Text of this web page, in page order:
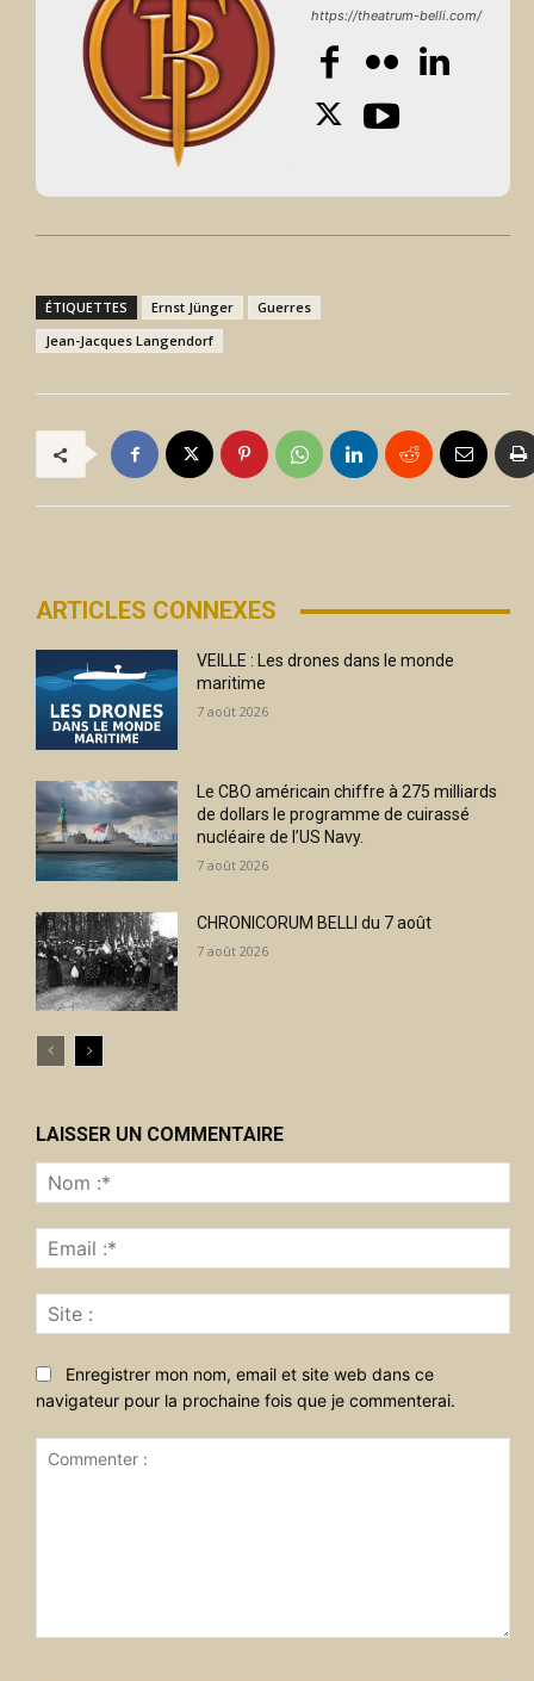
https://theatrum-belli.com/
ÉTIQUETTES Ernst Jünger
Guerres
Jean-Jacques Langendorf
ARTICLES CONNEXES
VEILLE : Les drones dans le monde
maritime
7 août 2026
Le CBO américain chiffre à 275 milliards
de dollars le programme de cuirassé
nucléaire de l’US Navy.
7 août 2026
CHRONICORUM BELLI du 7 août
7 août 2026
LAISSER UN COMMENTAIRE
:*
:*
:
Enregistrer mon nom, email et site web dans ce
navigateur pour la prochaine fois que je commenterai.